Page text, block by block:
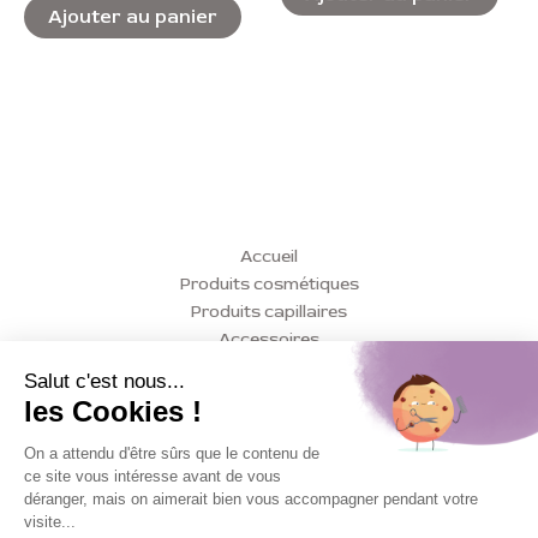
5
Ajouter au panier
Accueil
Produits cosmétiques
Produits capillaires
Accessoires
Mon compte
Mentions légales
Politique de confidentialité